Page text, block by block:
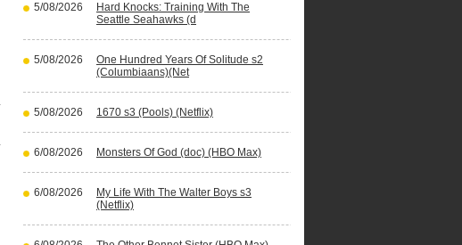
5/08/2026
Hard Knocks: Training With The
Seattle Seahawks (d
5/08/2026
One Hundred Years Of Solitude s2
(Columbiaans)(Net
5/08/2026 1670 s3 (Pools) (Netflix)
6/08/2026 Monsters Of God (doc) (HBO Max)
6/08/2026
My Life With The Walter Boys s3
(Netflix)